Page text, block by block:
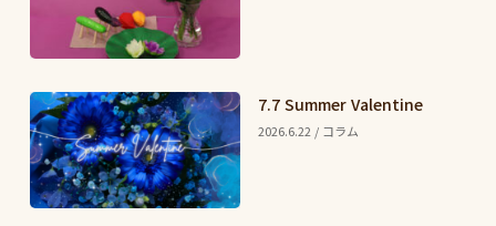
7.7 Summer Valentine
2026.6.22 / コラム